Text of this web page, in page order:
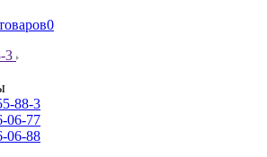
0
3
88-3
06-77
06-88